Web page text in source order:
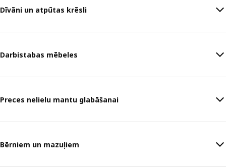
Dīvāni un atpūtas krēsli
Darbistabas mēbeles
Preces nelielu mantu glabāšanai
Bērniem un mazuļiem